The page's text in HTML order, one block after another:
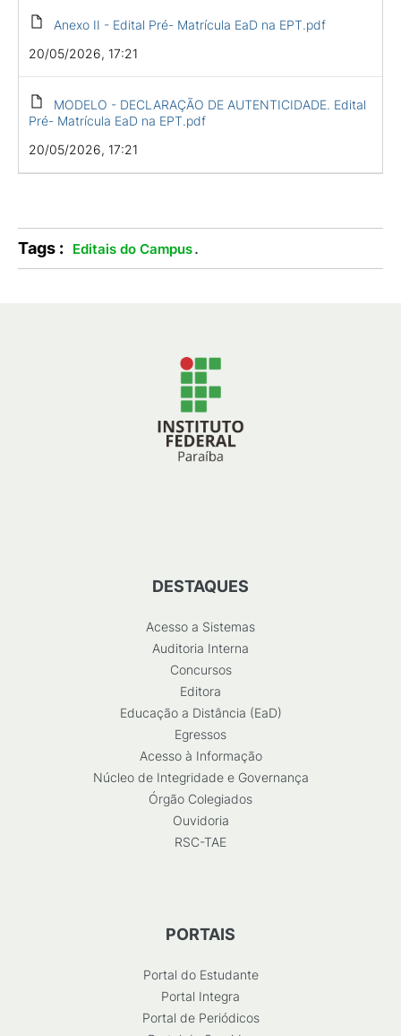
Anexo II - Edital Pré- Matrícula EaD na EPT.pdf
20/05/2026, 17:21
MODELO - DECLARAÇÃO DE AUTENTICIDADE. Edital
Pré- Matrícula EaD na EPT.pdf
20/05/2026, 17:21
Tags : Editais do Campus.
DESTAQUES
Acesso a Sistemas
Auditoria Interna
Concursos
Editora
Educação a Distância (EaD)
Egressos
Acesso à Informação
Núcleo de Integridade e Governança
Órgão Colegiados
Ouvidoria
RSC-TAE
PORTAIS
Portal do Estudante
Portal Integra
Portal de Periódicos